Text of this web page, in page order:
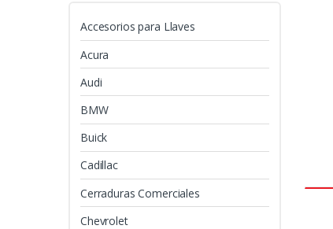
Accesorios para Llaves
Acura
Audi
BMW
Buick
Cadillac
Cerraduras Comerciales
Chevrolet